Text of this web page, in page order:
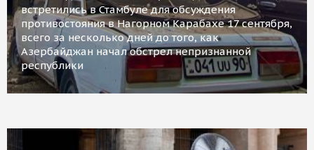
встретились в Стамбуле для обсуждения
противостояния в Нагорном Карабахе 17 сентября,
всего за несколько дней до того, как
Азербайджан начал обстрел непризнанной
республики